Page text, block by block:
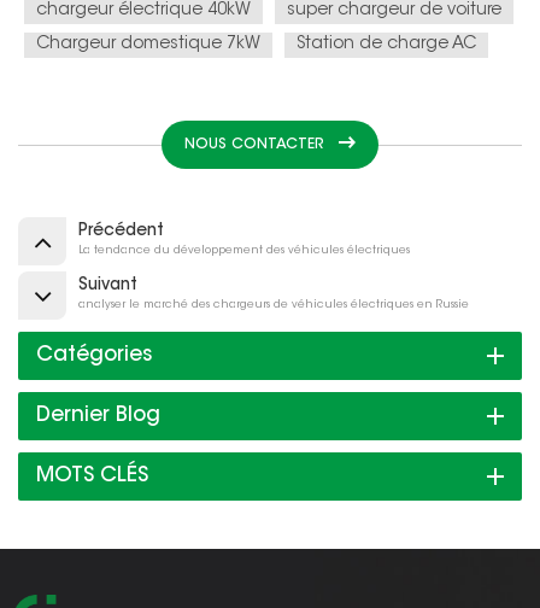
chargeur électrique 40kW
super chargeur de voiture
Chargeur domestique 7kW
Station de charge AC
NOUS CONTACTER
Précédent
La tendance du développement des véhicules électriques
Suivant
analyser le marché des chargeurs de véhicules électriques en Russie
Catégories
Dernier Blog
MOTS CLÉS